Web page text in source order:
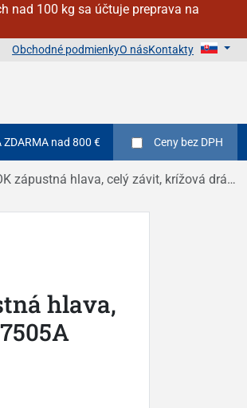
nad 100 kg sa účtuje preprava na
Obchodné podmienkyO násKontakty
ZDARMA nad 800 € Ceny bez DPH
hlava, celý závit, krížová drážka DIN 7505A
hlava,